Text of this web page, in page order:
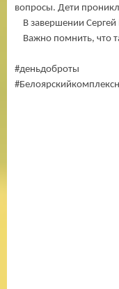
вопросы. Дети
В завершении Сергей
Важно помнить, что
#деньдоброты